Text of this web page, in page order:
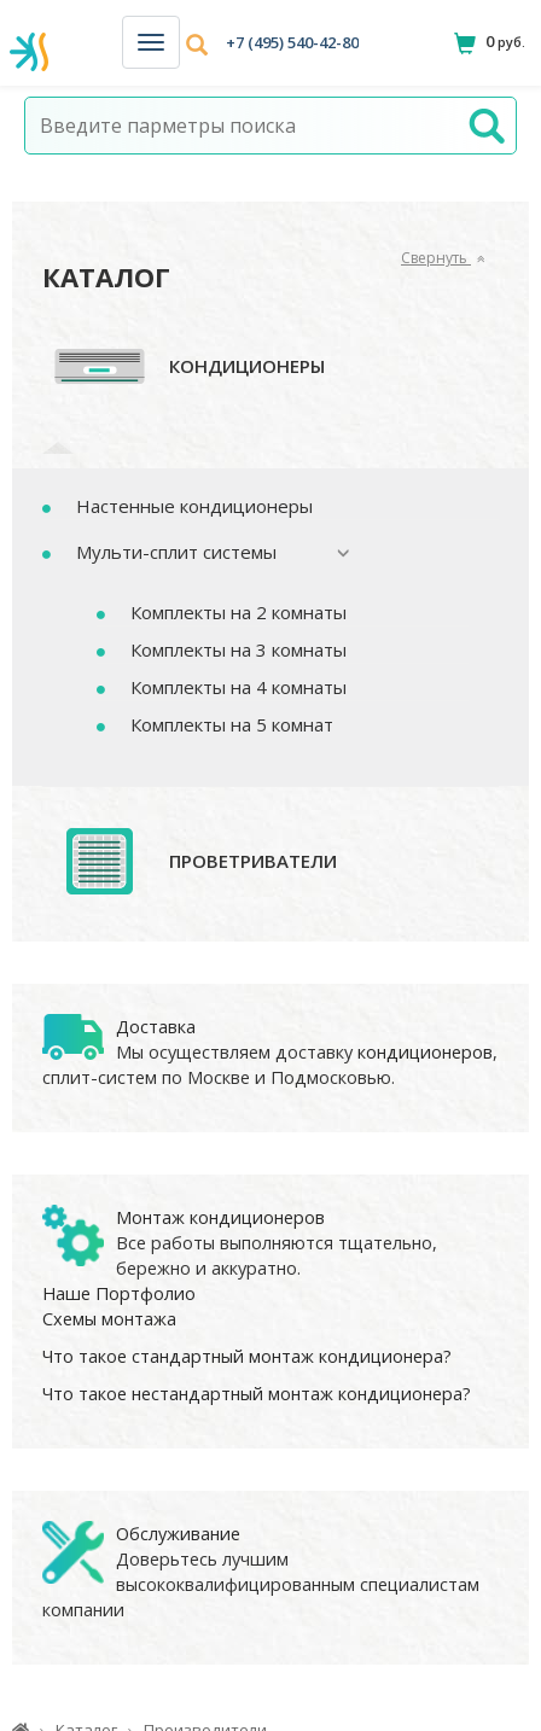
Н
а
в
и
+7 (495) 540-42-80 0руб.
КАТАЛОГ
Свернуть
КОНДИЦИОНЕРЫ
Настенные кондиционеры
Мульти-сплит системы
Комплекты на 2 комнаты
Комплекты на 3 комнаты
Комплекты на 4 комнаты
Комплекты на 5 комнат
ПРОВЕТРИВАТЕЛИ
Доставка
Мы осуществляем доставку кондиционеров,
сплит-систем по Москве и Подмосковью.
Монтаж кондиционеров
Все работы выполняются тщательно,
бережно и аккуратно.
Наше Портфолио
Схемы монтажа
Что такое стандартный монтаж кондиционера?
Что такое нестандартный монтаж кондиционера?
Обслуживание
Доверьтесь лучшим
высококвалифицированным специалистам
компании